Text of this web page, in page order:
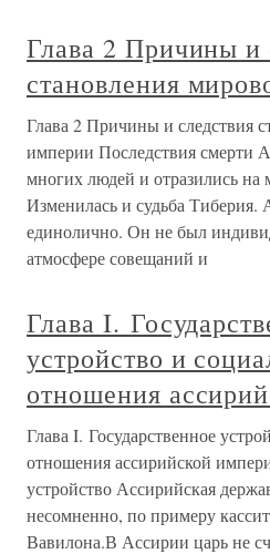
Глава 2 Причины и
становления
Глава 2 Причины и следствия
империи Последствия смерти
многих людей и отразились на
Изменилась и судьба Тиберия.
единолично. Он не был
атмосфере совещаний и
Глава I.
устройство и
отношения
Глава I. Государственное
отношения ассирийской
устройство Ассирийская
несомненно, по примеру
Вавилона.В Ассирии царь не